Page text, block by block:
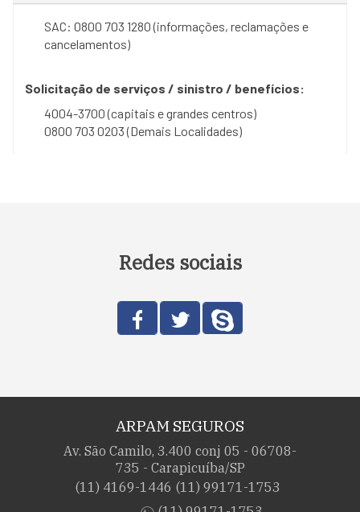
SAC: 0800 703 1280 (informações, reclamações e
cancelamentos)
Solicitação de serviços / sinistro / benefícios:
4004-3700 (capitais e grandes centros)
0800 703 0203 (Demais Localidades)
Redes sociais
ARPAM SEGUROS
Av. São Camilo, 3.400 conj 05 - 06708-
735 - Carapicuíba/SP
(11) 4169-1446 (11) 99171-1753